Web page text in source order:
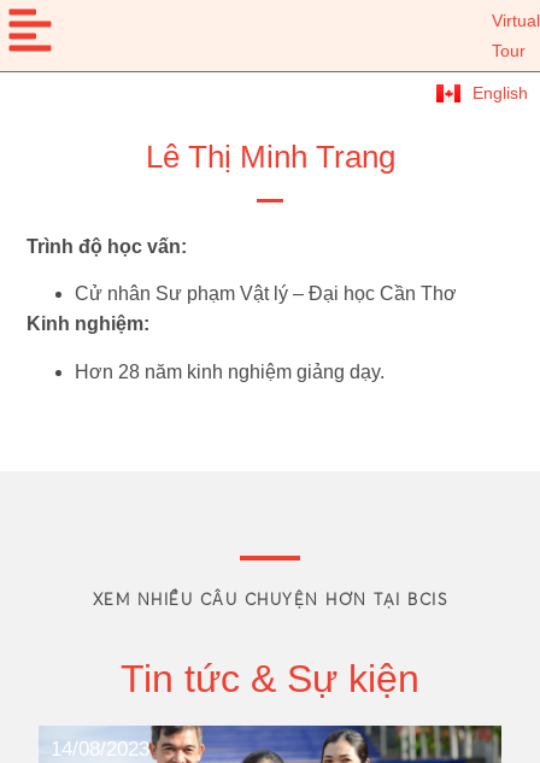
Virtual
Tour
Lê Thị Minh Trang
English
Trình độ học vấn:
Cử nhân Sư phạm Vật lý – Đại học Cần Thơ
Kinh nghiệm:
Hơn 28 năm kinh nghiệm giảng dạy.
XEM NHIỀU CÂU CHUYỆN HƠN TẠI BCIS
Tin tức & Sự kiện
14/08/2023